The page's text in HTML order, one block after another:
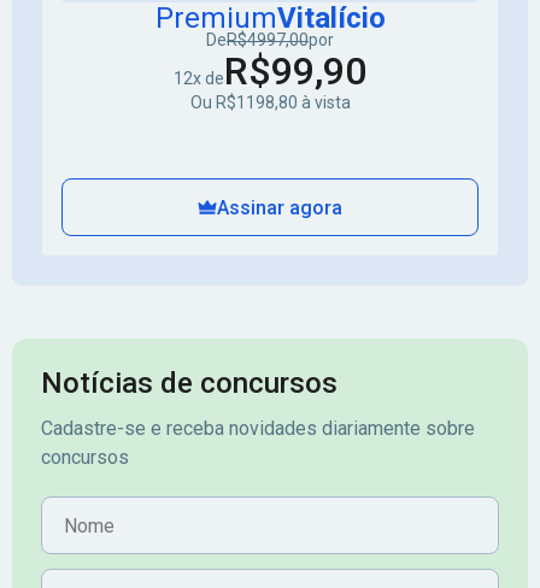
PremiumVitalício
DeR$4997,00por
12x deR$99,90
Ou R$1198,80 à vista
Assinar agora
Notícias de concursos
Cadastre-se e receba novidades diariamente sobre
concursos
Nome
E-mail